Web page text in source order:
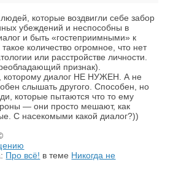
которые воздвигли себе забор
убеждений и неспособны в
и быть «гостеприимными» к
количество огромное, что нет
или расстройстве личности.
признак).
которому диалог НЕ НУЖЕН. А не
слышать другого. Способен, но
которые пытаются что то ему
— они просто мешают, как
С насекомыми какой диалог?))
Про всё! в теме Никогда не